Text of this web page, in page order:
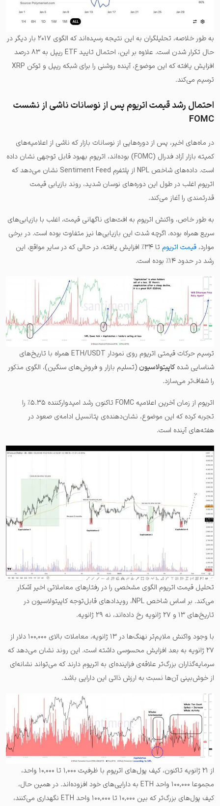
به طور خلاصه، تحلیلگران به این نتیجه رسیده‌اند که الگوی ۲۰۱۷ بار دیگر در
حال تکرار شدن است. علاوه بر این، احتمال تایید ETF ریپل به ۸۳ درصد
افزایش یافته که این موضوع، آینده روشنی را برای شبکه ریپل و توکن XRP
ترسیم می‌کند.
احتمال رشد قیمت اتریوم پس از نوسانات ناشی از نشست
FOMC
در ماه‌های اخیر، پس از دوره‌هایی از نوسانات بازار که ناشی از اعلامیه‌های
کمیته بازار آزاد فدرال (FOMC) بوده‌اند، اتریوم بهبود قابل توجهی نشان داده
است. داده‌های شاخص NPL از پلتفرم Sentiment Feed نشان می‌دهد که
اتریوم اغلب در طول این دوره‌های نوسان شدید، روند بازیابی قیمت
قدرتمندی را آغاز می‌کند.
به طور خاص، واکنش اتریوم به افت‌های ناگهانی قیمت، اغلب با بازیابی‌های
سریع همراه بوده، اگرچه شدت این بازیابی‌ها نیز متفاوت بوده است. در برخی
موارد، قیمت اتریوم
تا ۳۴٪ افزایش یافته، در حالی که در سایر مواقع، این
رشد در حدود ۱۴٪ بوده است.
ترسیم حرکات قیمتی اتریوم روی نمودار ETH/USDT همراه با تاریخ‌های
شناسایی شدهکاپیتولاسیون(تسلیم بازار و فروش‌های سنگین)، الگوی مذکور
را شفاف‌تر می‌سازد.
اتریوم از زمان آخرین اعلامیه FOMC تاکنون رشد امیدوارکننده ۵.۳۵٪ را
تجربه کرده که این موضوع، نشان‌دهنده‌ی پتانسیل ادامه‌ی صعود در
هفته‌های آینده است.
تحلیل قیمت اتریوم الگوی مشخصی را در رفتارهای معاملاتی اخیر آشکار
می‌کند. بر اساس شاخص NPL، رویدادهای قابل‌توجه کاپیتولاسیون در
تاریخ‌های ۱۳ و ۲۷ ژانویه رخ داده‌اند، نه ۲۹ ژانویه.
با وجود واکنش ملایم‌تر نهنگ‌ها در ۱۳ ژانویه، معاملات بالای ۱۰۰,۰۰۰ دلار از
۲۷ ژانویه به بعد افزایش محسوسی داشته است. این روند نشان می‌دهد که
سرمایه‌گذاران بزرگ‌تر علاقه‌ی فزاینده‌ای به اتریوم دارند که می‌تواند نشانه‌ای
از خوش‌بینی آن‌ها نسبت به ارزش ذاتی این دارایی باشد.
از ۲۱ ژانویه تاکنون، کیف پول‌های اتریوم با ظرفیت ۱,۰۰۰ تا ۱۰,۰۰۰ واحد،
مجموعا ۱۰۰,۰۰۰ واحد ETH به دارایی‌های خود افزوده‌اند. در همین حال،
کیف پول‌های بزرگ‌تر که بین ۱۰,۰۰۰ تا ۱۰۰,۰۰۰ واحد ETH نگهداری می‌کنند،